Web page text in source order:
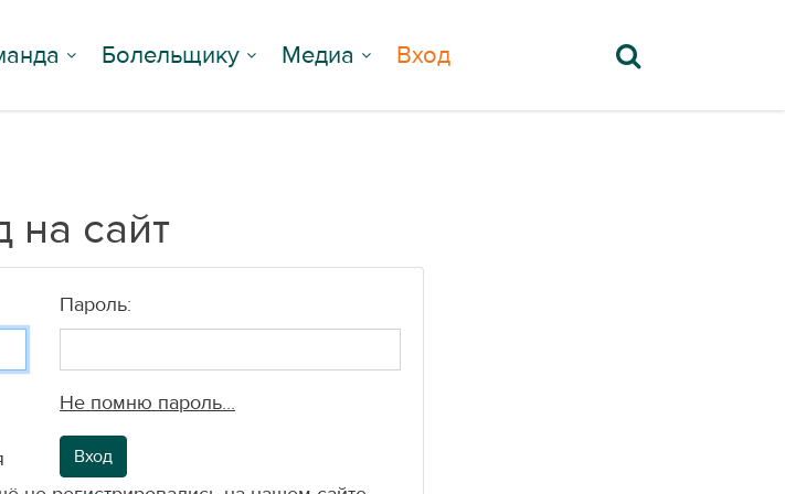
Болельщику Медиа Вход
на сайт
Пароль:
Не помню пароль...
Вход